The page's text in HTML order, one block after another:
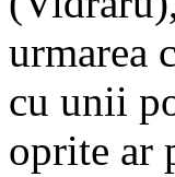
urmarea
cu unii
oprite ar